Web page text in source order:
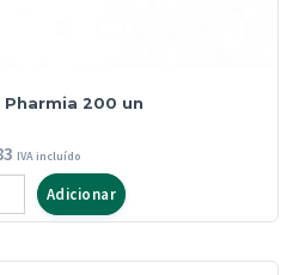
200 un
IVA incluído
Adicionar